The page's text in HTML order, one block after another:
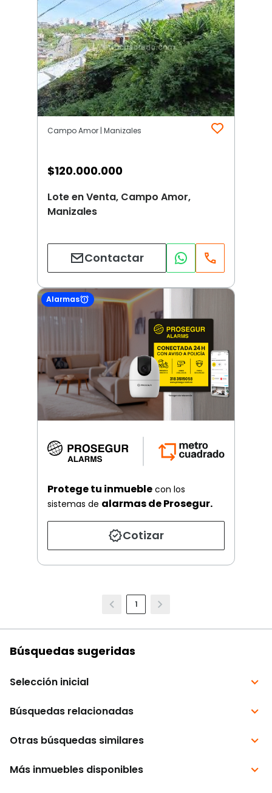
Campo Amor | Manizales
$120.000.000
Lote en Venta, Campo Amor,
Manizales
Contactar
Alarmas
Protege tu inmueble con los
sistemas de alarmas de Prosegur.
Cotizar
1